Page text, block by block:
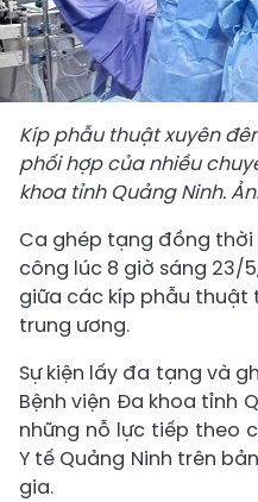
Kíp phẫu thuật xuyên
phối hợp của nhiều
khoa tỉnh Quảng Ninh.
Ca ghép tạng đồng
công lúc 8 giờ sáng 23/
giữa các kíp phẫu thuật
trung ương.
Sự kiện lấy đa tạng và
Bệnh viện Đa khoa tỉnh
những nỗ lực tiếp theo
Y tế Quảng Ninh trên
gia.